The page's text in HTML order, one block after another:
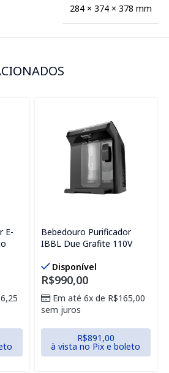
284 × 374 × 378 mm
E-
Bebedouro Purificador
IBBL Due Grafite 110V
Disponível
R$990,00
Em até 6x de R$165,00
sem juros
R$891,00
à vista no Pix e boleto